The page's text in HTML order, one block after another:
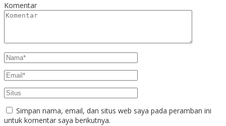
Komentar
Simpan nama, email, dan situs web saya pada peramban ini
untuk komentar saya berikutnya.